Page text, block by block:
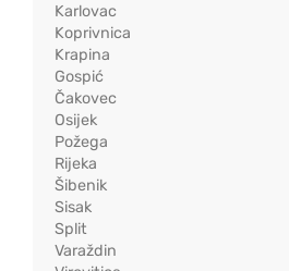
Karlovac
Koprivnica
Krapina
Gospić
Čakovec
Osijek
Požega
Rijeka
Šibenik
Sisak
Split
Varaždin